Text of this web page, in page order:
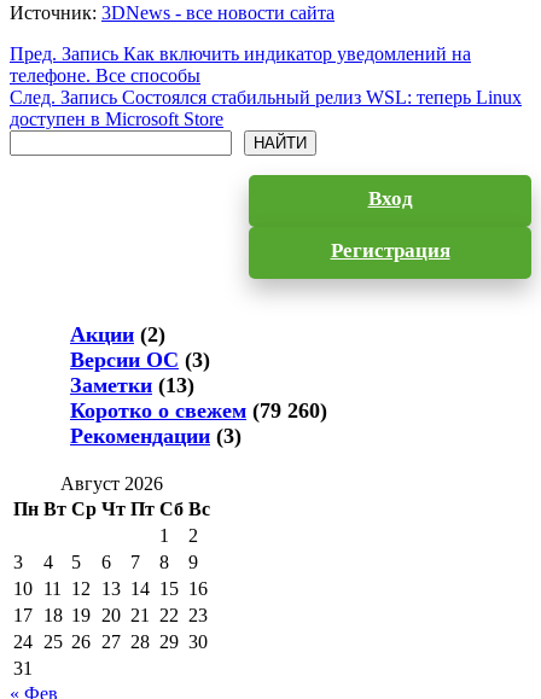
Источник: 3DNews - все новости сайта
Пред. Запись Как включить индикатор уведомлений на
телефоне. Все способы
След. Запись Состоялся стабильный релиз WSL: теперь Linux
доступен в Microsoft Store
НАЙТИ
Вход
Регистрация
Акции (2)
Версии ОС (3)
Заметки (13)
Коротко о свежем (79 260)
Рекомендации (3)
Август 2026
Пн Вт Ср Чт Пт Сб Вс
1
2
3
4 5 6 7 8
9
10 11 12 13 14 15 16
17 18 19 20 21 22 23
24 25 26 27 28 29 30
31
« Фев